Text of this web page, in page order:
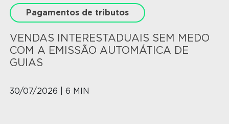
Pagamentos de tributos
VENDAS INTERESTADUAIS SEM MEDO
COM A EMISSÃO AUTOMÁTICA DE
GUIAS
30/07/2026 | 6 MIN